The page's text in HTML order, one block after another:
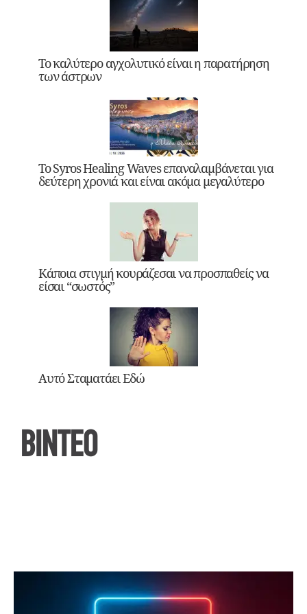
Το καλύτερο αγχολυτικό είναι η παρατήρηση
των άστρων
Το Syros Healing Waves επαναλαμβάνεται για
δεύτερη χρονιά και είναι ακόμα μεγαλύτερο
Κάποια στιγμή κουράζεσαι να προσπαθείς να
είσαι “σωστός”
Αυτό Σταματάει Εδώ
ΒΙΝΤΕΟ